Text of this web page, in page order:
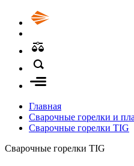
Главная
Сварочные горелки и
Сварочные горелки TIG
Сварочные горелки TIG